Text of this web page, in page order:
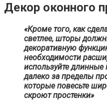
Декор оконного
«Кроме того, как
светлее, шторы
декоративную
необходимости
используйте
далеко за пределы
которые повесьте
скроют простенки»